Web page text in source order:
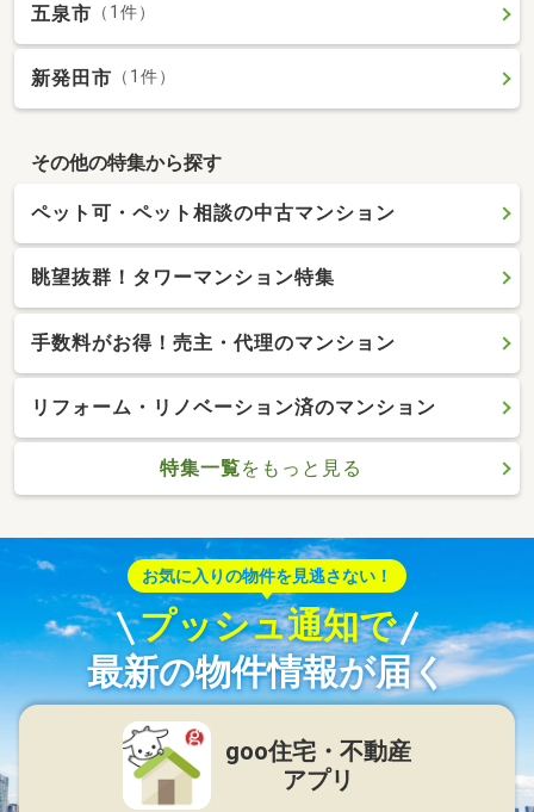
五泉市 （1件）
新発田市 （1件）
その他の特集から探す
ペット可・ペット相談の中古マンション
眺望抜群！タワーマンション特集
手数料がお得！売主・代理のマンション
リフォーム・リノベーション済のマンション
特集一覧をもっと見る
お気に入りの物件を見逃さない！
プッシュ通知で
最新の物件情報が届く
goo住宅・不動産
アプリ